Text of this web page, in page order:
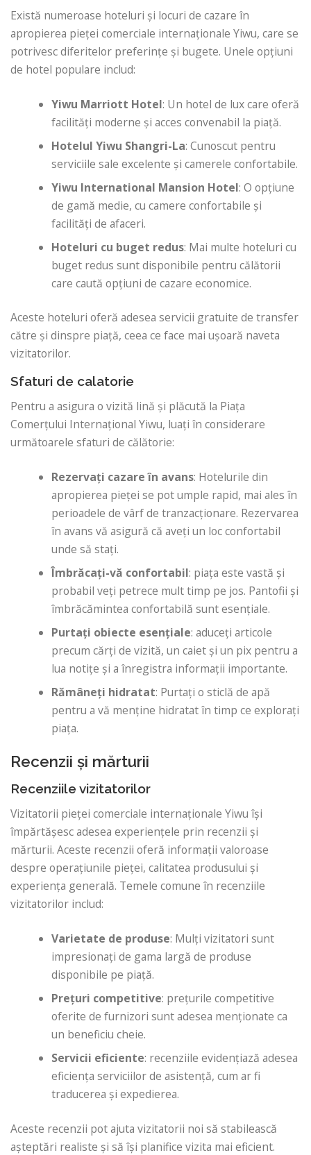
Există numeroase hoteluri și locuri de cazare în
apropierea pieței comerciale internaționale Yiwu, care se
potrivesc diferitelor preferințe și bugete. Unele opțiuni
de hotel populare includ:
Yiwu Marriott Hotel: Un hotel de lux care oferă
facilități moderne și acces convenabil la piață.
Hotelul Yiwu Shangri-La: Cunoscut pentru
serviciile sale excelente și camerele confortabile.
Yiwu International Mansion Hotel: O opțiune
de gamă medie, cu camere confortabile și
facilități de afaceri.
Hoteluri cu buget redus: Mai multe hoteluri cu
buget redus sunt disponibile pentru călătorii
care caută opțiuni de cazare economice.
Aceste hoteluri oferă adesea servicii gratuite de transfer
către și dinspre piață, ceea ce face mai ușoară naveta
vizitatorilor.
Sfaturi de calatorie
Pentru a asigura o vizită lină și plăcută la Piața
Comerțului Internațional Yiwu, luați în considerare
următoarele sfaturi de călătorie:
Rezervați cazare în avans: Hotelurile din
apropierea pieței se pot umple rapid, mai ales în
perioadele de vârf de tranzacționare. Rezervarea
în avans vă asigură că aveți un loc confortabil
unde să stați.
Îmbrăcați-vă confortabil: piața este vastă și
probabil veți petrece mult timp pe jos. Pantofii și
îmbrăcămintea confortabilă sunt esențiale.
Purtați obiecte esențiale: aduceți articole
precum cărți de vizită, un caiet și un pix pentru a
lua notițe și a înregistra informații importante.
Rămâneți hidratat: Purtați o sticlă de apă
pentru a vă menține hidratat în timp ce explorați
piața.
Recenzii și mărturii
Recenziile vizitatorilor
Vizitatorii pieței comerciale internaționale Yiwu își
împărtășesc adesea experiențele prin recenzii și
mărturii. Aceste recenzii oferă informații valoroase
despre operațiunile pieței, calitatea produsului și
experiența generală. Temele comune în recenziile
vizitatorilor includ:
Varietate de produse: Mulți vizitatori sunt
impresionați de gama largă de produse
disponibile pe piață.
Prețuri competitive: prețurile competitive
oferite de furnizori sunt adesea menționate ca
un beneficiu cheie.
Servicii eficiente: recenziile evidențiază adesea
eficiența serviciilor de asistență, cum ar fi
traducerea și expedierea.
Aceste recenzii pot ajuta vizitatorii noi să stabilească
așteptări realiste și să își planifice vizita mai eficient.